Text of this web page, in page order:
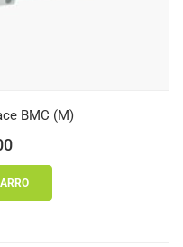
BMC (M)